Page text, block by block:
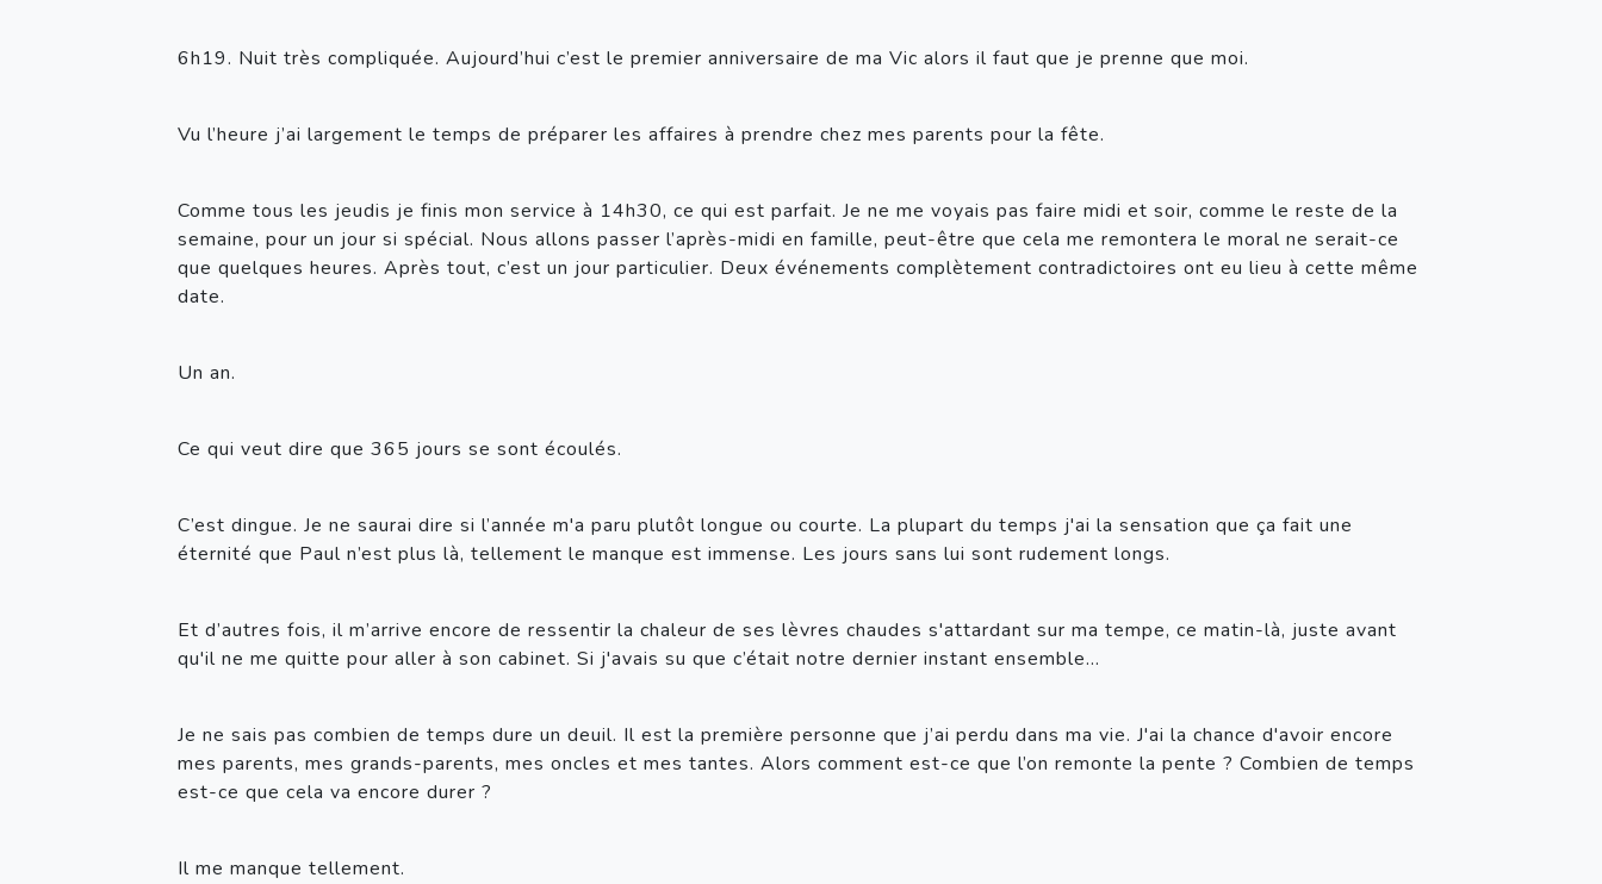
6h19. Nuit très compliquée. Aujourd’hui c’est le premier anniversaire de ma Vic alors il faut que je prenne que moi.
Vu l’heure j’ai largement le temps de préparer les affaires à prendre chez mes parents pour la fête.
Comme tous les jeudis je finis mon service à 14h30, ce qui est parfait. Je ne me voyais pas faire midi et soir, comme le reste de la
semaine, pour un jour si spécial. Nous allons passer l’après-midi en famille, peut-être que cela me remontera le moral ne serait-ce
que quelques heures. Après tout, c’est un jour particulier. Deux événements complètement contradictoires ont eu lieu à cette même
date.
Un an.
Ce qui veut dire que 365 jours se sont écoulés.
C’est dingue. Je ne saurai dire si l’année m'a paru plutôt longue ou courte. La plupart du temps j'ai la sensation que ça fait une
éternité que Paul n’est plus là, tellement le manque est immense. Les jours sans lui sont rudement longs.
Et d’autres fois, il m’arrive encore de ressentir la chaleur de ses lèvres chaudes s'attardant sur ma tempe, ce matin-là, juste avant
qu'il ne me quitte pour aller à son cabinet. Si j'avais su que c’était notre dernier instant ensemble…
Je ne sais pas combien de temps dure un deuil. Il est la première personne que j’ai perdu dans ma vie. J'ai la chance d'avoir encore
mes parents, mes grands-parents, mes oncles et mes tantes. Alors comment est-ce que l’on remonte la pente ? Combien de temps
est-ce que cela va encore durer ?
Il me manque tellement.